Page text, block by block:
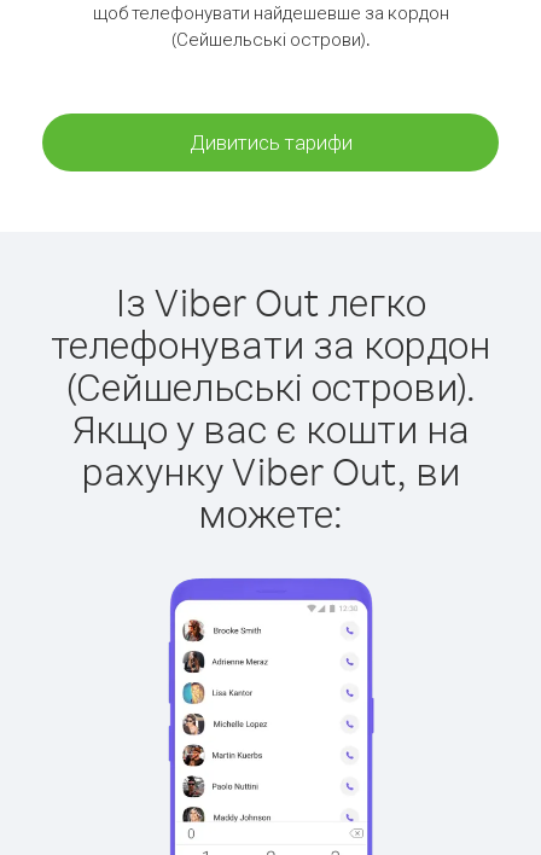
щоб телефонувати найдешевше за кордон
(Сейшельські острови).
Дивитись тарифи
Із Viber Out легко
телефонувати за кордон
(Сейшельські острови).
Якщо у вас є кошти на
рахунку Viber Out, ви
можете: